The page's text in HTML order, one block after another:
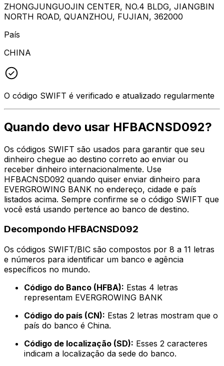
ZHONGJUNGUOJIN CENTER, NO.4 BLDG, JIANGBIN
NORTH ROAD, QUANZHOU, FUJIAN, 362000
País
CHINA
O código SWIFT é verificado e atualizado regularmente
Quando devo usar HFBACNSD092?
Os códigos SWIFT são usados para garantir que seu
dinheiro chegue ao destino correto ao enviar ou
receber dinheiro internacionalmente. Use
HFBACNSD092 quando quiser enviar dinheiro para
EVERGROWING BANK no endereço, cidade e país
listados acima. Sempre confirme se o código SWIFT que
você está usando pertence ao banco de destino.
Decompondo HFBACNSD092
Os códigos SWIFT/BIC são compostos por 8 a 11 letras
e números para identificar um banco e agência
específicos no mundo.
Código do Banco (HFBA): Estas 4 letras
representam EVERGROWING BANK
Código do país (CN): Estas 2 letras mostram que o
país do banco é China.
Código de localização (SD): Esses 2 caracteres
indicam a localização da sede do banco.